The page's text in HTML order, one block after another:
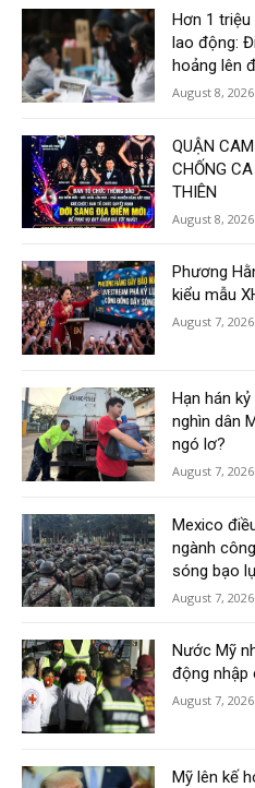
Hơn 1
lao động:
hoảng lên
August 8, 2026
QUẬN
CHỐNG
THIÊN
August 8, 2026
Phương
kiểu mẫu
August 7, 2026
Hạn hán
nghìn dân
ngó lơ?
August 7, 2026
Mexico
ngành
sóng bạo
August 7, 2026
Nước Mỹ
động nhập
August 7, 2026
Mỹ lên kế